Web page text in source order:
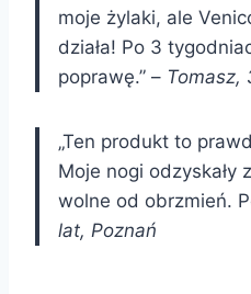
moje żylaki, ale
działa! Po 3
poprawę.” – Tomasz,
„Ten produkt to
Moje nogi odzyskały
wolne od obrzmień.
lat, Poznań